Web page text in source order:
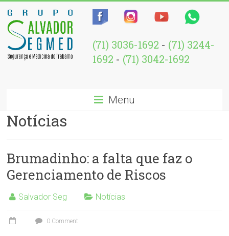
(71) 3036-1692 - (71) 3244-
1692 - (71) 3042-1692
Menu
Notícias
Brumadinho: a falta que faz o
Gerenciamento de Riscos
Salvador Seg Notícias
0 Comment